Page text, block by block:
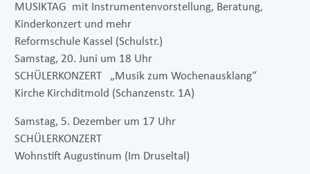
MUSIKTAG mit Instrumentenvorstellung, Beratung,
Kinderkonzert und mehr
Reformschule Kassel (Schulstr.)
Samstag, 20. Juni um 18 Uhr
SCHÜLERKONZERT „Musik zum Wochenausklang“
Kirche Kirchditmold (Schanzenstr. 1A)
Samstag, 5. Dezember um 17 Uhr
SCHÜLERKONZERT
Wohnstift Augustinum (Im Druseltal)